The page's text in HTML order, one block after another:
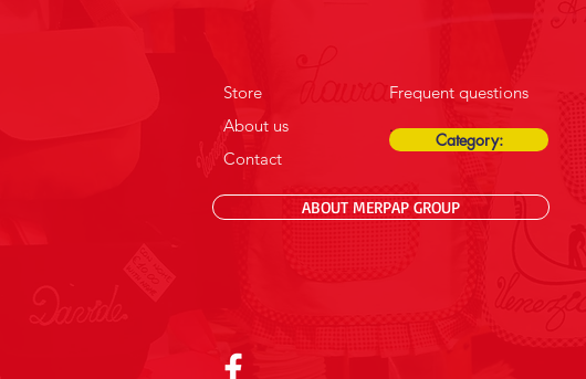
Store
About us
Contact
Frequent questions
.
Category:
ABOUT MERPAP GROUP